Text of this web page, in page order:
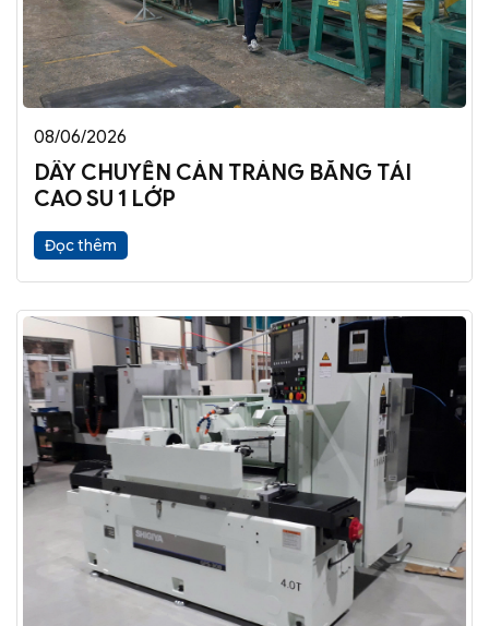
08/06/2026
DÂY CHUYỀN CÁN TRÁNG BĂNG TẢI
CAO SU 1 LỚP
Đọc thêm